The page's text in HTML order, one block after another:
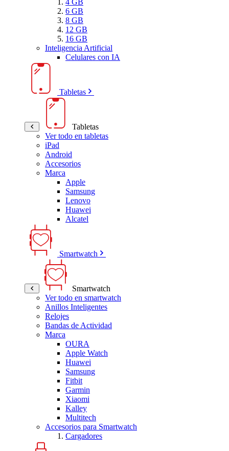
6 GB
8 GB
12 GB
16 GB
Inteligencia Artificial
Celulares con IA
Tabletas
Tabletas
Ver todo en tabletas
iPad
Android
Accesorios
Marca
Apple
Samsung
Lenovo
Huawei
Alcatel
Smartwatch
Smartwatch
Ver todo en smartwatch
Anillos Inteligentes
Relojes
Bandas de Actividad
Marca
OURA
Apple Watch
Huawei
Samsung
Fitbit
Garmin
Xiaomi
Kalley
Multitech
Accesorios para Smartwatch
Cargadores